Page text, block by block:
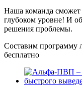
Наша команда сможет
глубоком уровне! И
решения проблемы.
Составим программу
бесплатно